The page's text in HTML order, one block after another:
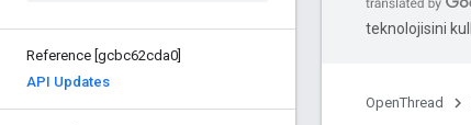
Reference [gcbc62cda0]
API Updates
teknolojisini
OpenThread